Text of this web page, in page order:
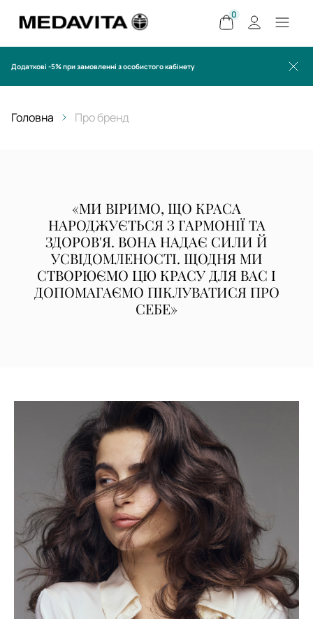
0
Додаткові -5% при замовленні з особистого кабінету
Головна Про бренд
«МИ ВІРИМО, ЩО КРАСА
НАРОДЖУЄТЬСЯ З ГАРМОНІЇ ТА
ЗДОРОВ'Я. ВОНА НАДАЄ СИЛИ Й
УСВІДОМЛЕНОСТІ. ЩОДНЯ МИ
СТВОРЮЄМО ЦЮ КРАСУ ДЛЯ ВАС І
ДОПОМАГАЄМО ПІКЛУВАТИСЯ ПРО
СЕБЕ»